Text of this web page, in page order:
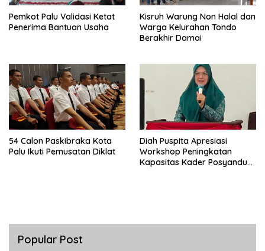
Pemkot Palu Validasi Ketat
Penerima Bantuan Usaha
Kisruh Warung Non Halal dan
Warga Kelurahan Tondo
Berakhir Damai
54 Calon Paskibraka Kota
Palu Ikuti Pemusatan Diklat
Diah Puspita Apresiasi
Workshop Peningkatan
Kapasitas Kader Posyandu
Popular Post